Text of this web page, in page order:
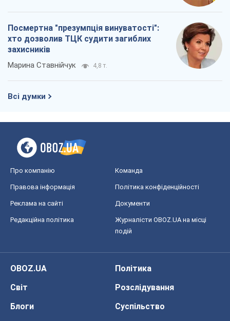
Посмертна "презумпція винуватості":
хто дозволив ТЦК судити загиблих
захисників
Марина Ставнійчук 4,8 т.
Всі думки
Про компанію Команда
Правова інформація Політика конфіденційності
Реклама на сайті Документи
Редакційна політика
Журналісти OBOZ.UA на місці
подій
OBOZ.UA
Політика
Світ
Розслідування
Блоги
Суспільство